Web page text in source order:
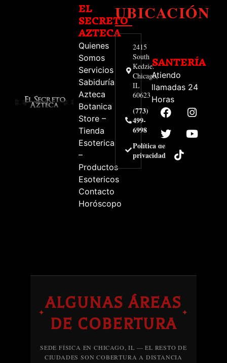
EL
SECRETO
AZTECA
Quienes
Somos
Servicios
Sabiduría
Azteca
Botanica
Store –
Tienda
Esoterica
–
Productos
Esotericos
Contacto
Horóscopo
UBICACIÓN
2415
South
Kedzie.
Chicago,
IL
60623
(773)
499-
6998
Política de
privacidad
SANTERÍA
Atiendo
llamadas 24
Horas
✦
ALGUNAS ÁREAS
DE COBERTURA
✦
SEDE FÍSICA EN CHICAGO, IL — EL RESTO DE
CIUDADES SON COBERTURA A DISTANCIA